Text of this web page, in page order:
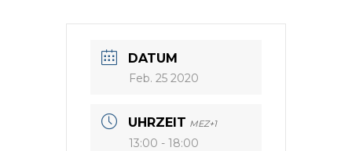
DATUM
Feb. 25 2020
UHRZEIT MEZ+1
13:00 - 18:00